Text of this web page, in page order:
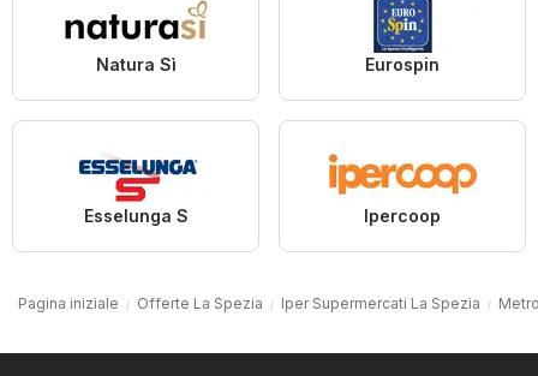
Natura Sì Eurospin
Esselunga S Ipercoop
Pagina iniziale Offerte La Spezia Iper Supermercati La Spezia